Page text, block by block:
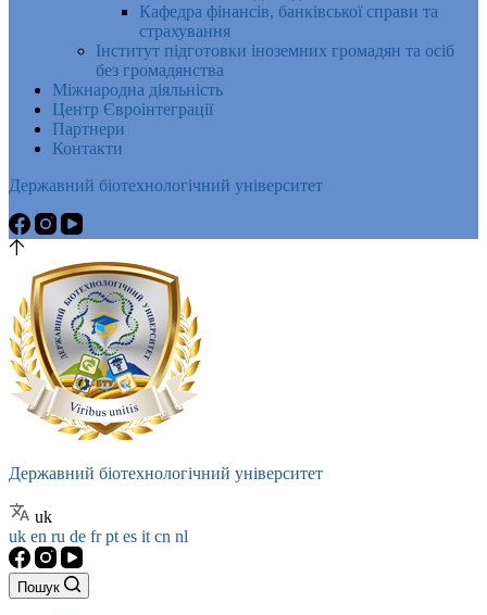
Кафедра фінансів, банківської справи та
страхування
Інститут підготовки іноземних громадян та осіб
без громадянства
Міжнародна діяльність
Центр Євроінтеграції
Партнери
Контакти
Державний біотехнологічний університет
Державний біотехнологічний університет
uk
uk en ru de frpt es it cn nl
Пошук